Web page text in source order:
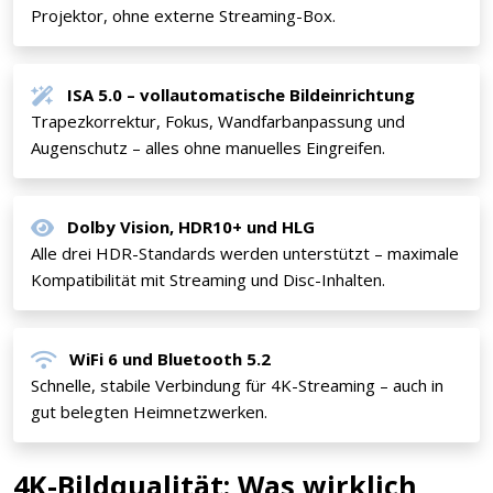
Projektor, ohne externe Streaming-Box.
ISA 5.0 – vollautomatische Bildeinrichtung
Trapezkorrektur, Fokus, Wandfarbanpassung und
Augenschutz – alles ohne manuelles Eingreifen.
Dolby Vision, HDR10+ und HLG
Alle drei HDR-Standards werden unterstützt – maximale
Kompatibilität mit Streaming und Disc-Inhalten.
WiFi 6 und Bluetooth 5.2
Schnelle, stabile Verbindung für 4K-Streaming – auch in
gut belegten Heimnetzwerken.
4K-Bildqualität: Was wirklich